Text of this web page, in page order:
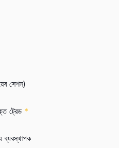
সেশন)
ট্রেড *
ব্যবস্থাপক